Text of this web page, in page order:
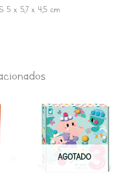
5 x 5,7 x 4,5 cm
AGOTADO